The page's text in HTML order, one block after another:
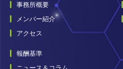
事務所概要
メンバー紹介
アクセス
報酬基準